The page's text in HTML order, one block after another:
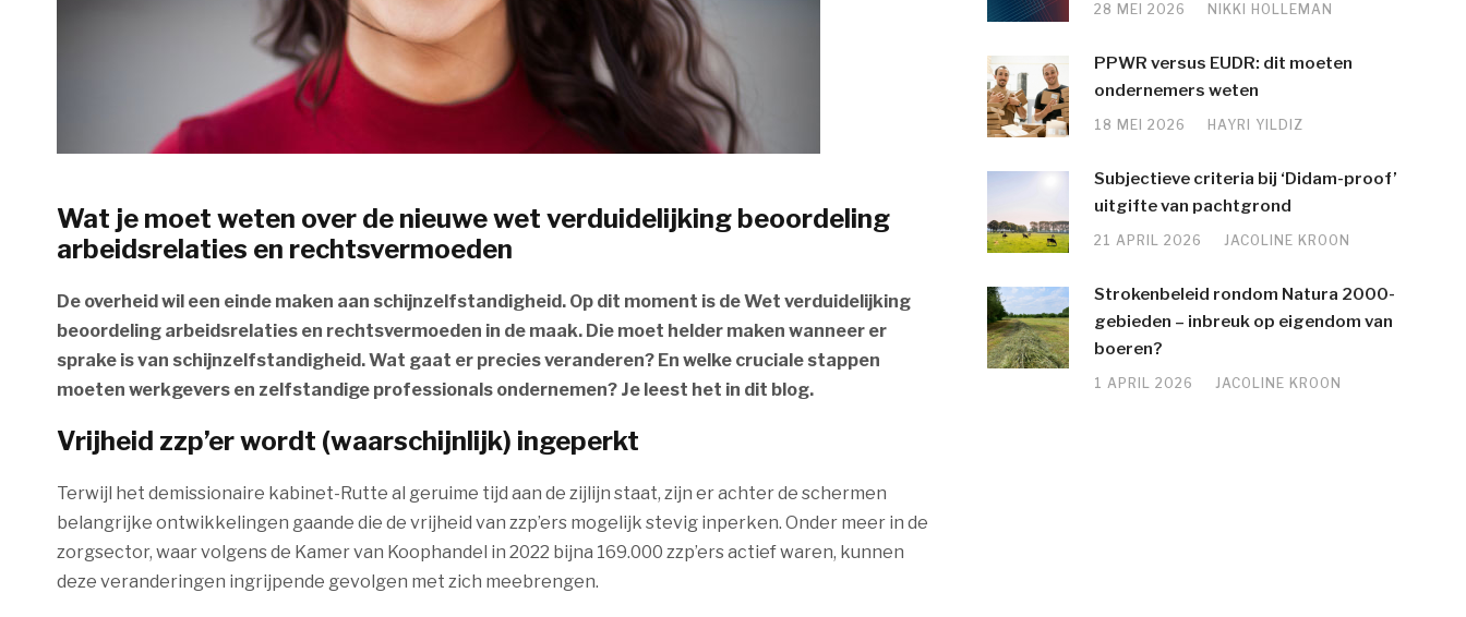
Wat je moet weten over de nieuwe wet verduidelijking beoordeling
arbeidsrelaties en rechtsvermoeden
De overheid wil een einde maken aan schijnzelfstandigheid. Op dit moment is de Wet verduidelijking
beoordeling arbeidsrelaties en rechtsvermoeden in de maak. Die moet helder maken wanneer er
sprake is van schijnzelfstandigheid. Wat gaat er precies veranderen? En welke cruciale stappen
moeten werkgevers en zelfstandige professionals ondernemen? Je leest het in dit blog.
Vrijheid zzp’er wordt (waarschijnlijk) ingeperkt
Terwijl het demissionaire kabinet-Rutte al geruime tijd aan de zijlijn staat, zijn er achter de schermen
belangrijke ontwikkelingen gaande die de vrijheid van zzp’ers mogelijk stevig inperken. Onder meer in de
zorgsector, waar volgens de Kamer van Koophandel in 2022 bijna 169.000 zzp’ers actief waren, kunnen
deze veranderingen ingrijpende gevolgen met zich meebrengen.
28 MEI 2026 NIKKI HOLLEMAN
PPWR versus EUDR: dit moeten
ondernemers weten
18 MEI 2026 HAYRI YILDIZ
Subjectieve criteria bij ‘Didam-proof’
uitgifte van pachtgrond
21 APRIL 2026 JACOLINE KROON
Strokenbeleid rondom Natura 2000-
gebieden – inbreuk op eigendom van
boeren?
1 APRIL 2026 JACOLINE KROON